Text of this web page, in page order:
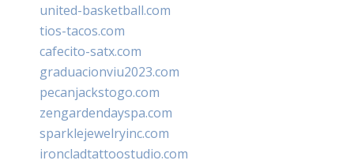
united-basketball.com
tios-tacos.com
cafecito-satx.com
graduacionviu2023.com
pecanjackstogo.com
zengardendayspa.com
sparklejewelryinc.com
ironcladtattoostudio.com